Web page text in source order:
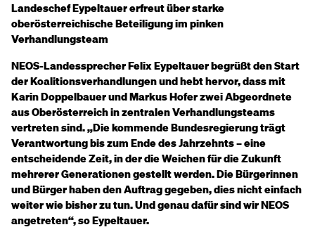
Landeschef Eypeltauer erfreut über starke
oberösterreichische Beteiligung im pinken
Verhandlungsteam
NEOS-Landessprecher Felix Eypeltauer begrüßt den Start
der Koalitionsverhandlungen und hebt hervor, dass mit
Karin Doppelbauer und Markus Hofer zwei Abgeordnete
aus Oberösterreich in zentralen Verhandlungsteams
vertreten sind. „Die kommende Bundesregierung trägt
Verantwortung bis zum Ende des Jahrzehnts – eine
entscheidende Zeit, in der die Weichen für die Zukunft
mehrerer Generationen gestellt werden. Die Bürgerinnen
und Bürger haben den Auftrag gegeben, dies nicht einfach
weiter wie bisher zu tun. Und genau dafür sind wir NEOS
angetreten“, so Eypeltauer.